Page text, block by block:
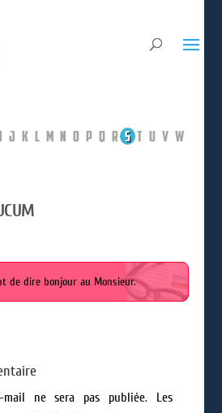
I J K L M N O P Q R S T U V W
de dire bonjour au Monsieur.
mail ne sera pas publiée.
Les